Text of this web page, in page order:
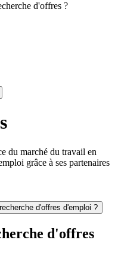
d'offres ?
du marché du travail en
grâce à ses partenaires
d'offres d'emploi ?
d'offres